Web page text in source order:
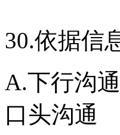
30.依据信
A.下行沟
口头沟通